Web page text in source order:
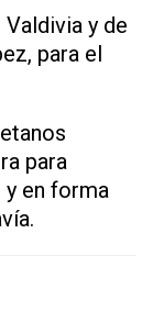
y de
para el
para
y en forma